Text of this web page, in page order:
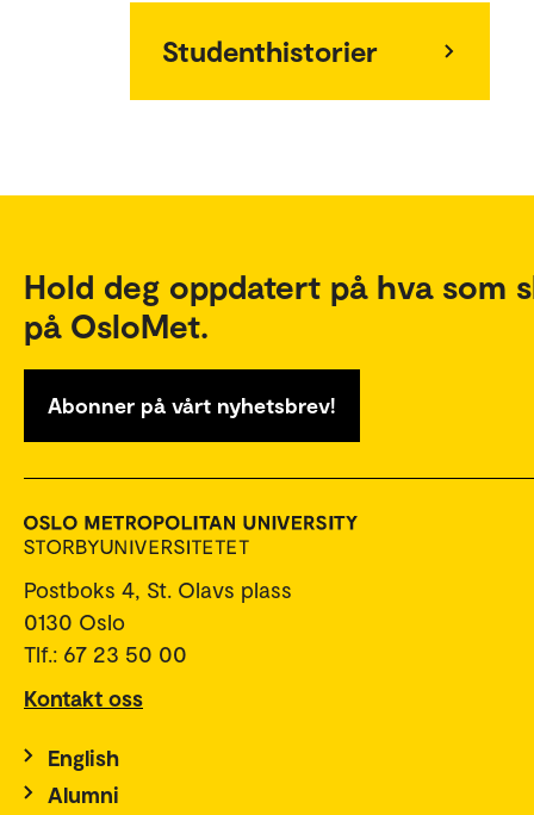
Studenthistorier
Hold deg oppdatert på hva som
på OsloMet.
Abonner på vårt nyhetsbrev!
Postboks 4, St. Olavs plass
0130 Oslo
Tlf.: 67 23 50 00
Kontakt oss
English
Alumni